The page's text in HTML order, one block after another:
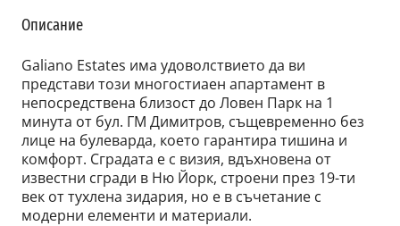
Описание
Galiano Estates има удоволствието да ви
представи този многостиаен апартамент в
непосредствена близост до Ловен Парк на 1
минута от бул. ГМ Димитров, същевременно без
лице на булеварда, което гарантира тишина и
комфорт. Сградата е с визия, вдъхновена от
известни сгради в Ню Йорк, строени през 19-ти
век от тухлена зидария, но е в съчетание с
модерни елементи и материали.